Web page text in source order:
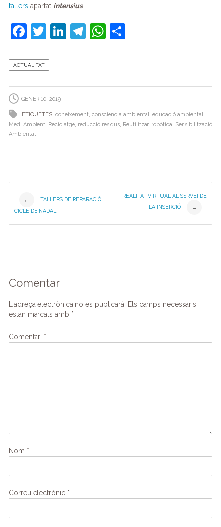
tallers apartat intensius
F
c
b
o
o
k
T
itt
Li
n
T
m
W
p
p
C
te
ix
ACTUALITAT
GENER 10, 2019
ETIQUETES: coneixement consciencia ambiental educació ambiental
Medi Ambient
Reciclatge, reducció residus, Reutilitzar, robòtica
Sensibilització
Ambiental
Post
navigation
←
TALLERS DE REPARACIÓ
CICLE DE NADAL
REALITAT VIRTUAL AL SERVEI DE
LA INSERCIÓ
→
Comentar
L'adreça electrònica no es publicarà. Els camps necessaris
estan marcats amb *
Comentari *
Nom *
Correu electrònic *